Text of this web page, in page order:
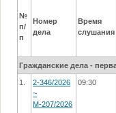
№
п/
п
Номер
дела
Время
слушания
Гражданские дела -
1.
2-346/2026
~
М-207/2026
09:30